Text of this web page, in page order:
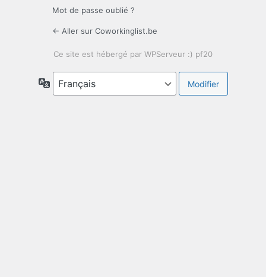
Mot de passe oublié ?
← Aller sur Coworkinglist.be
Langue